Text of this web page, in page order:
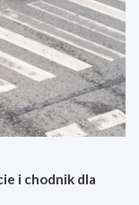
i chodnik dla